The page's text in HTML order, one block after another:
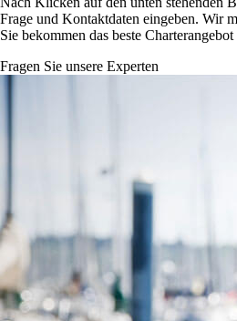
Frage und Kontaktdaten eingeben. Wir
Sie bekommen das beste
Fragen Sie unsere Experten